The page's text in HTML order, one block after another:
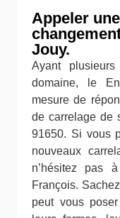
Appeler
Jouy.
Ayant
domaine, le
mesure de
de carrelage de
91650. Si vous
nouveaux
n’hésitez pas
François.
peut vous